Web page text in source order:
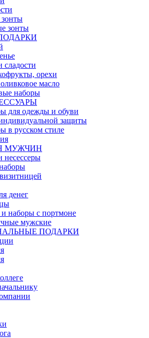
зонты
орехи
масло
наборы
для одежды и обуви
защиты
в русском стиле
МУЖЧИН
несессеры
денег
наборы с портмоне
мужские
ПОДАРКИ